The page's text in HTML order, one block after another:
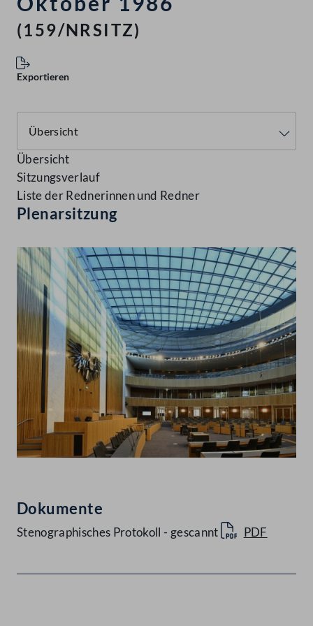
(159/NRSITZ)
Exportieren
Übersicht
Sitzungsverlauf
Liste der Rednerinnen und Redner
Plenarsitzung
Dokumente
Stenographisches Protokoll - gescannt PDF